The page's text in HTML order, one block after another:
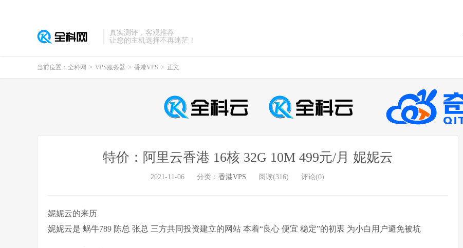
真实测评，客观推荐
让您的主机选择不再迷茫！
当前位置： 全科网 > VPS服务器 > 香港VPS > 正文
特价：阿里云香港 16核 32G 10M 499元/月 妮妮云
2021-11-06 分类： 香港VPS 阅读(316) 评论(0)
妮妮云的来历
妮妮云是 蜗牛789 陈总 张总 三方共同投资建立的网站 本着“良心 便宜 稳定”的初衷 为小白用户避免被坑